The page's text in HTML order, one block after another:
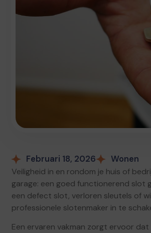
Februari 18, 2026 Wonen
Veiligheid in en rondom je huis of
garage: een goed functionerend slot
een defect slot, verloren sleutels of
professionele slotenmaker in te
Een ervaren vakman zorgt ervoor